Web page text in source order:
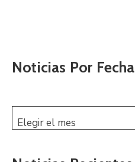
Noticias Por Fecha
Elegir el mes